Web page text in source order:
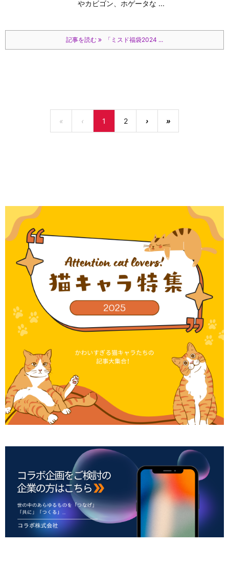
やカビゴン、ホゲータな ...
記事を読む 「ミスド福袋2024 ...
« ‹ 1 2 › »